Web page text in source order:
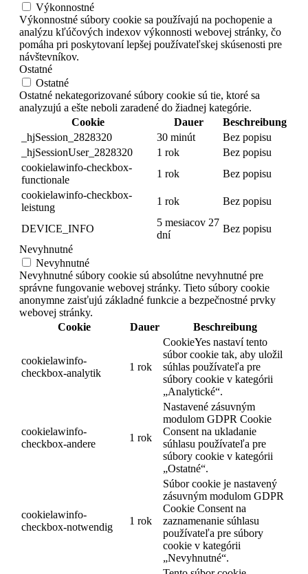
Výkonnostné
Výkonnostné súbory cookie sa používajú na pochopenie a
analýzu kľúčových indexov výkonnosti webovej stránky, čo
pomáha pri poskytovaní lepšej používateľskej skúsenosti pre
návštevníkov.
Ostatné
Ostatné
Ostatné nekategorizované súbory cookie sú tie, ktoré sa
analyzujú a ešte neboli zaradené do žiadnej kategórie.
Cookie
Dauer
Beschreibung
_hjSession_2828320
30 minút
Bez popisu
_hjSessionUser_2828320
1 rok
Bez popisu
cookielawinfo-checkbox-
functionale
1 rok
Bez popisu
cookielawinfo-checkbox-
leistung
1 rok Bez popisu
DEVICE_INFO
5 mesiacov 27
dní
Bez popisu
Nevyhnutné
Nevyhnutné
Nevyhnutné súbory cookie sú absolútne nevyhnutné pre
správne fungovanie webovej stránky. Tieto súbory cookie
anonymne zaisťujú základné funkcie a bezpečnostné prvky
webovej stránky.
Cookie
Dauer Beschreibung
cookielawinfo-
checkbox-analytik
1 rok
CookieYes nastaví tento
súbor cookie tak, aby uložil
súhlas používateľa pre
súbory cookie v kategórii
„Analytické“.
cookielawinfo-
checkbox-andere
1 rok
Nastavené zásuvným
modulom GDPR Cookie
Consent na ukladanie
súhlasu používateľa pre
súbory cookie v kategórii
„Ostatné“.
cookielawinfo-
checkbox-notwendig
1 rok
Súbor cookie je nastavený
zásuvným modulom GDPR
Cookie Consent na
zaznamenanie súhlasu
používateľa pre súbory
cookie v kategórii
„Nevyhnutné“.